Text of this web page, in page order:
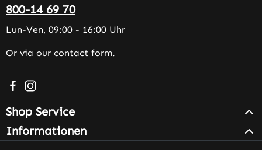
800-14 69 70
Lun-Ven, 09:00 - 16:00 Uhr
Or via our contact form.
Visit us on Facebook – opens in a new browser tab
Check us out on Instagram – opens in a new
Shop Service
Informationen